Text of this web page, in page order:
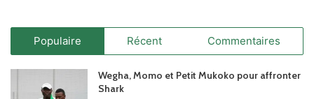
Populaire Récent Commentaires
Wegha, Momo et Petit Mukoko pour affronter
Shark